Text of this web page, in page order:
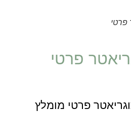
פרטי
פרטי מומלץ